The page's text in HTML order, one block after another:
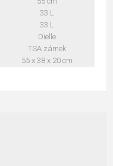
33 L
33 L
Dielle
TSA zámek
55 x 38 x 20 cm